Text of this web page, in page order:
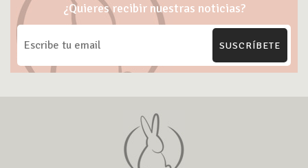
¿Quieres recibir nuestras noticias?
SUSCRÍBETE